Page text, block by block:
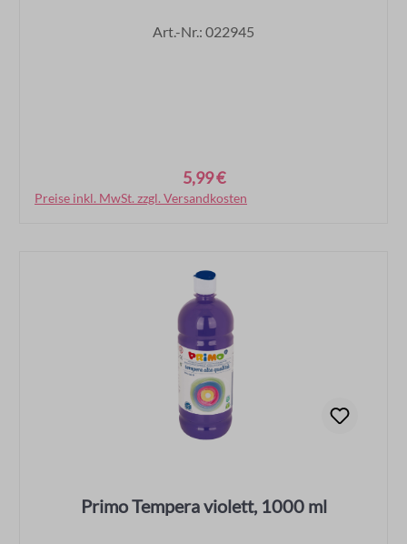
Art.-Nr.: 022945
5,99 €
Preise inkl. MwSt. zzgl. Versandkosten
In den Warenkorb
Primo Tempera violett, 1000 ml